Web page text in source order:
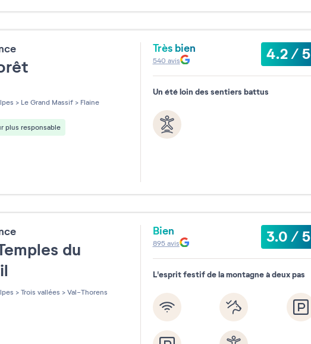
sur 5
> Le Grand Massif > Flaine
plus responsable
Très bien 4.2/5
540 avis
Un été loin des sentiers battus
du
> Trois vallées > Val-Thorens
Bien 3.0/5
895avis
L'esprit festif de la montagne à deux pas